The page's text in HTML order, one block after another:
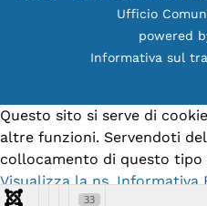
Ufficio
powered
Informativa sul
Questo sito si serve di
altre funzioni. Servendoti
collocamento di questo
Visualizza la ns. Informativa
33